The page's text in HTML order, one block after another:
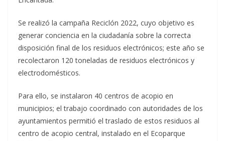
Se realizó la campaña Reciclón 2022, cuyo objetivo es
generar conciencia en la ciudadanía sobre la correcta
disposición final de los residuos electrónicos; este año se
recolectaron 120 toneladas de residuos electrónicos y
electrodomésticos.
Para ello, se instalaron 40 centros de acopio en
municipios; el trabajo coordinado con autoridades de los
ayuntamientos permitió el traslado de estos residuos al
centro de acopio central, instalado en el Ecoparque